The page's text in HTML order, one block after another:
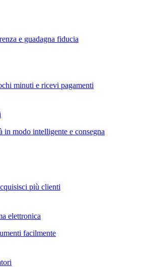
e guadagna fiducia
minuti e ricevi pagamenti
in modo intelligente e consegna
più clienti
elettronica
facilmente